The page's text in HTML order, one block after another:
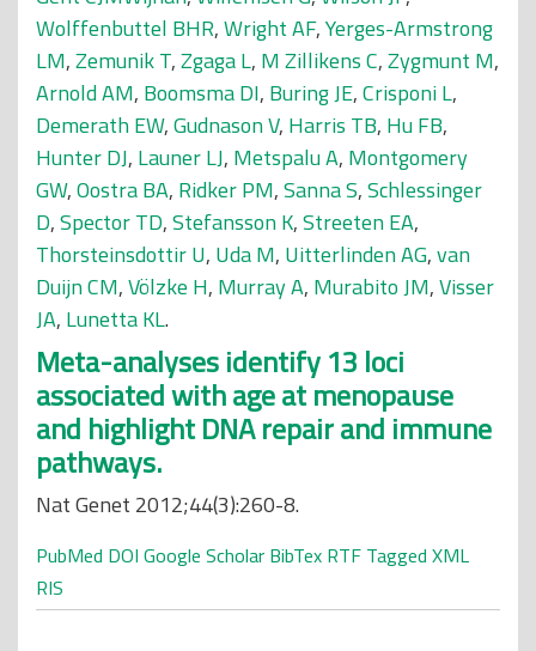
Wolffenbuttel BHR,Wright AF,Yerges-Armstrong
LM,Zemunik T,Zgaga L, M Zillikens C,Zygmunt M,
Arnold AM, Boomsma DI, Buring JE,Crisponi L,
Demerath EW,Gudnason V, Harris TB, Hu FB,
Hunter DJ, Launer LJ, Metspalu A, Montgomery
GW,Oostra BA, Ridker PM,Sanna S,Schlessinger
D,Spector TD,Stefansson K,Streeten EA,
Thorsteinsdottir U, Uda M, Uitterlinden AG,van
Duijn CM,Völzke H, Murray A, Murabito JM,Visser
JA, Lunetta KL.
Meta-analyses identify 13 loci
associated with age at menopause
and highlight DNA repair and immune
pathways.
Nat Genet 2012;44(3):260-8.
PubMed DOI Google Scholar BibTex RTF Tagged XML
RIS